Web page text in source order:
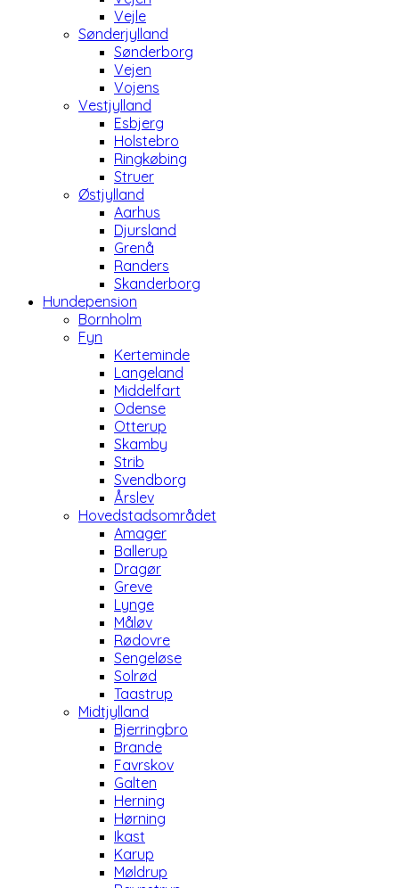
Vejle
Sønderjylland
Sønderborg
Vejen
Vojens
Vestjylland
Esbjerg
Holstebro
Ringkøbing
Struer
Østjylland
Aarhus
Djursland
Grenå
Randers
Skanderborg
Hundepension
Bornholm
Fyn
Kerteminde
Langeland
Middelfart
Odense
Otterup
Skamby
Strib
Svendborg
Årslev
Hovedstadsområdet
Amager
Ballerup
Dragør
Greve
Lynge
Måløv
Rødovre
Sengeløse
Solrød
Taastrup
Midtjylland
Bjerringbro
Brande
Favrskov
Galten
Herning
Hørning
Ikast
Karup
Møldrup